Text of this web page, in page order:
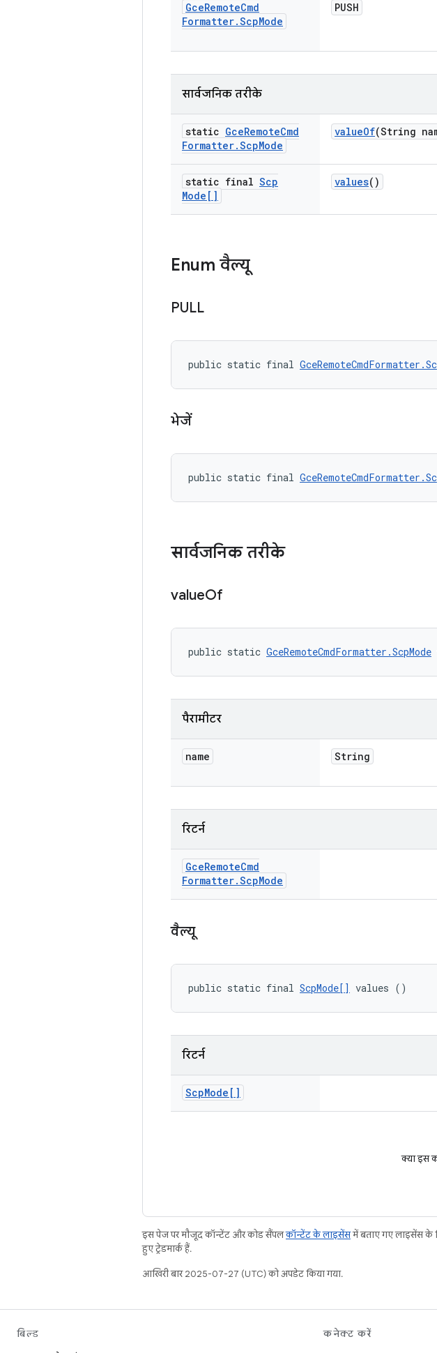
GceRemoteCmd
Formatter.ScpMode
PUSH
सार्वजनिक तरीके
static GceRemoteCmd
Formatter.ScpMode
valueOf(String
static final Scp
Mode[]
values()
Enum वैल्यू
PULL
public static final
भेजें
public static final
सार्वजनिक तरीके
valueOf
public static GceRemoteCmdFormatter.ScpMode
पैरामीटर
name String
रिटर्न
GceRemoteCmd
Formatter.ScpMode
वैल्यू
public static final ScpMode[] values ()
रिटर्न
ScpMode[]
क्या इस
इस पेज पर मौजूद कॉन्टेंट और कोड सैंपलकॉन्टेंट के लाइसेंसमें बताए गए लाइसेंस के
हुए ट्रेडमार्क हैं.
आखिरी बार 2025-07-27 (UTC) को अपडेट किया गया.
बिल्ड
कनेक्ट करें